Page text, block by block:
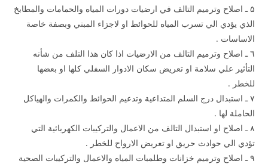
۵ ـ اصلاح وترميم التالف في ارضيات دورات المياه والحمامات والمطابخ
الذي يؤدي الي تسرب المياه للحوائط او لاجزاء المبني وبصفة خاصة
الاساسات .
٦ ـ اصلاح وترميم التالف من الارضيات اذا كان هذا التلف من شأنه
التأثير علي سلامة او تعريض سكان الادوار السفلي كلها او بعضها
للخطر .
۷ ـ استبدال درج السلم المتداعية وتدعيم الحوائط والكمرات والهياكل
الحاملة لها .
۸ ـ اصلاح او استبدال التالف من الاعمال والتركيبات الكهربائية التي
تؤدي الي حوادث حريق او تعريض الارواح للخطر .
۹ ـ اصلاح وترميم خزانات وطلمبات المياه والاعمال والتركيبات الصحية